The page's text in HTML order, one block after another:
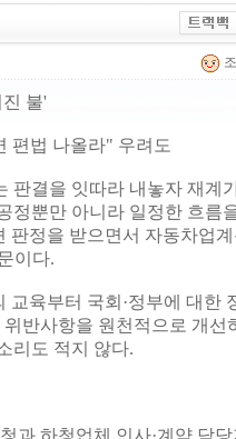
불'
편법 나올라" 우려도
판결을 잇따라 내놓자 재계
정뿐만 아니라 일정한 흐름
판정을 받으면서 자동차업
이다.
육부터 국회·정부에 대한
반사항을 원천적으로 개선
리도 적지 않다.
과 하청업체 인사·계약 담